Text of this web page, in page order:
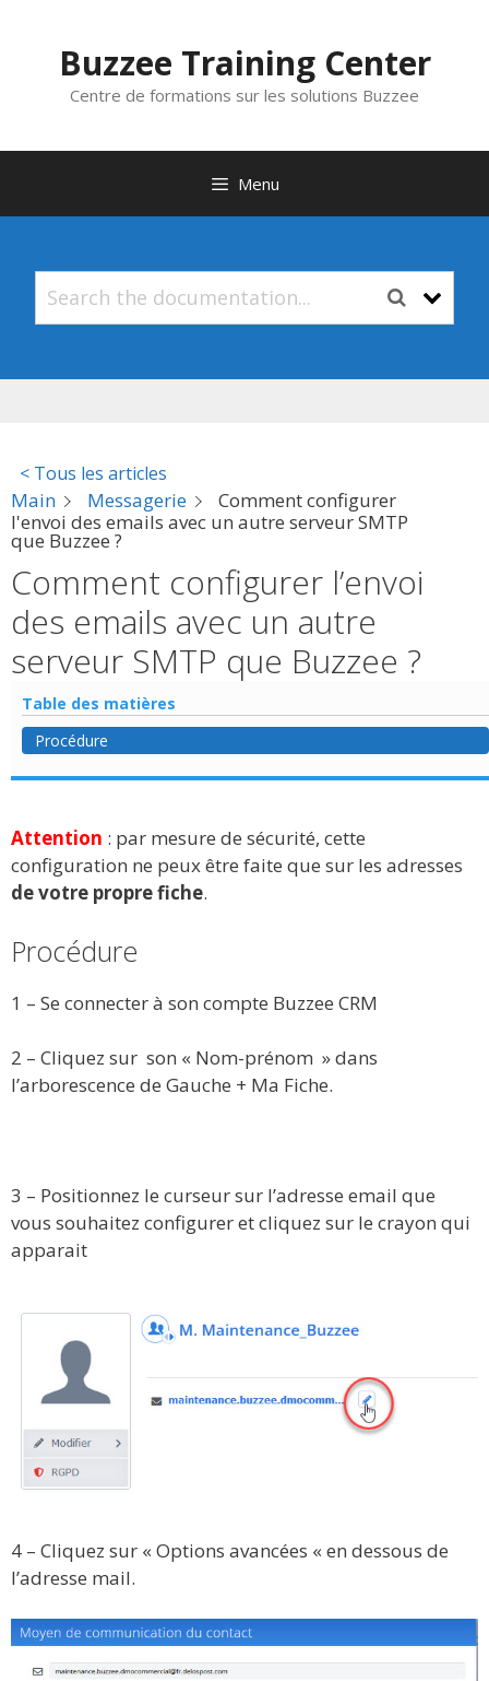
contenuBuzzee Training Center
Centre de formations sur les solutions Buzzee
Menu
< Tous les articles
Main Messagerie
Comment configurer
l'envoi des emails avec un autre serveur SMTP
que Buzzee ?
Comment configurer l’envoi
des emails avec un autre
serveur SMTP que Buzzee ?
Table des matières
Procédure
Attention : par mesure de sécurité, cette
configuration ne peux être faite que sur les adresses
de votre propre fiche.
Procédure
1 – Se connecter à son compte Buzzee CRM
2 – Cliquez sur son « Nom-prénom » dans
l’arborescence de Gauche + Ma Fiche.
3 – Positionnez le curseur sur l’adresse email que
vous souhaitez configurer et cliquez sur le crayon qui
apparait
4 – Cliquez sur « Options avancées « en dessous de
l’adresse mail.